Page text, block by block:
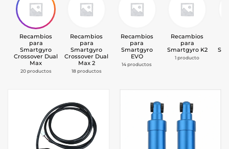
Recambios
para
Smartgyro
Crossover Dual
Max
20 productos
Recambios
para
Smartgyro
Crossover Dual
Max 2
18 productos
Recambios
para
Smartgyro
EVO
14 productos
Recambios
para
Smartgyro K2
1 producto